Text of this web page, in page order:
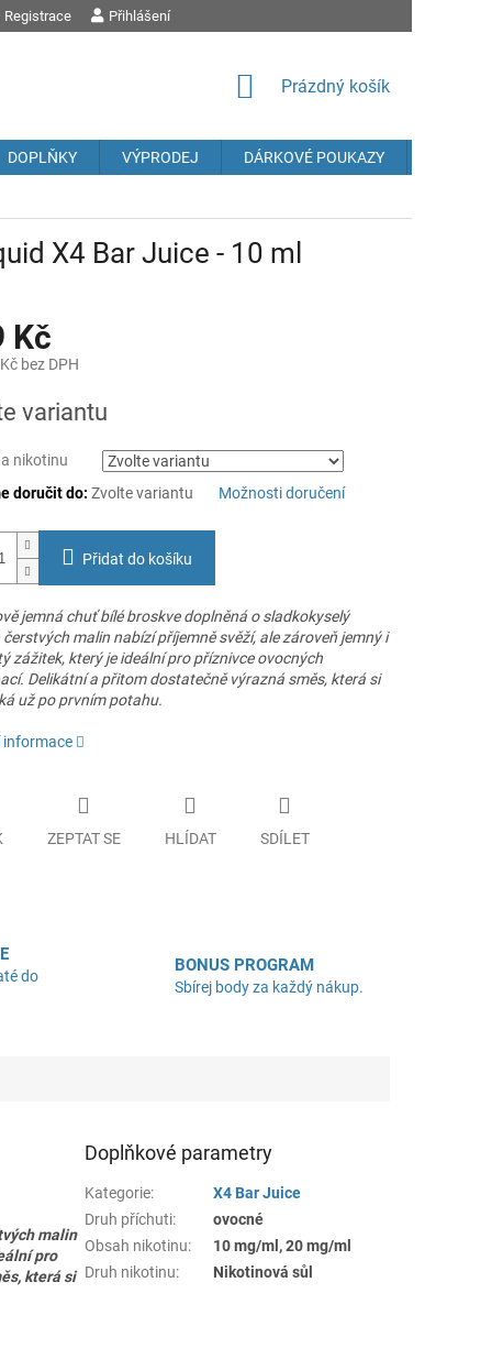
OBCHODNÍ PODMÍNKY
Registrace Přihlášení
NÁKUPNÍ
Prázdný košík
DOPLŇKY VÝPRODEJ DÁRKOVÉ POUKAZY
X4 Bar Juice - 10 ml
Kč
bez DPH
variantu
nikotinu
doručit do: Zvolte variantu Možnosti doručení
Přidat do košíku
jemná chuť bílé broskve doplněná o sladkokyselý
čerstvých malin nabízí příjemně svěží, ale zároveň jemný i
zážitek, který je ideální pro příznivce ovocných
Delikátní a přitom dostatečně výrazná směs, která si
už po prvním potahu.
informace
ZEPTAT SE HLÍDAT SDÍLET
do
BONUS PROGRAM
Sbírej body za každý nákup.
malin
pro
která si
Doplňkové parametry
Kategorie:
X4 Bar Juice
Druh příchuti:
ovocné
Obsah nikotinu:
10 mg/ml, 20 mg/ml
Druh nikotinu: Nikotinová sůl